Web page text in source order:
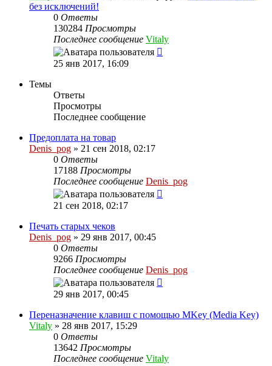
без исключений!
0 Ответы
130284 Просмотры
Последнее сообщение Vitaly
25 янв 2017, 16:09
Темы
Ответы
Просмотры
Последнее сообщение
Предоплата на товар
Denis_pog » 21 сен 2018, 02:17
0 Ответы
17188 Просмотры
Последнее сообщение Denis_pog
21 сен 2018, 02:17
Печать старых чеков
Denis_pog » 29 янв 2017, 00:45
0 Ответы
9266 Просмотры
Последнее сообщение Denis_pog
29 янв 2017, 00:45
Переназначение клавиш с помощью MKey (Media Key)
Vitaly » 28 янв 2017, 15:29
0 Ответы
13642 Просмотры
Последнее сообщение Vitaly